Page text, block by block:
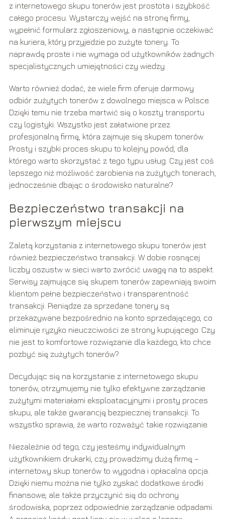
z internetowego skupu tonerów jest prostota i szybkość
całego procesu. Wystarczy wejść na stronę firmy,
wypełnić formularz zgłoszeniowy, a następnie oczekiwać
na kuriera, który przyjedzie po zużyte tonery. To
naprawdę proste i nie wymaga od użytkowników żadnych
specjalistycznych umiejętności czy wiedzy.
Warto również dodać, że wiele firm oferuje darmowy
odbiór zużytych tonerów z dowolnego miejsca w Polsce.
Dzięki temu nie trzeba martwić się o koszty transportu
czy logistyki. Wszystko jest załatwione przez
profesjonalną firmę, która zajmuje się skupem tonerów.
Prosty i szybki proces skupu to kolejny powód, dla
którego warto skorzystać z tego typu usług. Czy jest coś
lepszego niż możliwość zarobienia na zużytych tonerach,
jednocześnie dbając o środowisko naturalne?
Bezpieczeństwo transakcji na
pierwszym miejscu
Zaletą korzystania z internetowego skupu tonerów jest
również bezpieczeństwo transakcji. W dobie rosnącej
liczby oszustw w sieci warto zwrócić uwagę na to aspekt.
Serwisy zajmujące się skupem tonerów zapewniają swoim
klientom pełne bezpieczeństwo i transparentność
transakcji. Pieniądze za sprzedane tonery są
przekazywane bezpośrednio na konto sprzedającego, co
eliminuje ryzyko nieuczciwości ze strony kupującego. Czy
nie jest to komfortowe rozwiązanie dla każdego, kto chce
pozbyć się zużytych tonerów?
Decydując się na korzystanie z internetowego skupu
tonerów, otrzymujemy nie tylko efektywne zarządzanie
zużytymi materiałami eksploatacyjnymi i prosty proces
skupu, ale także gwarancję bezpiecznej transakcji. To
wszystko sprawia, że warto rozważyć takie rozwiązanie.
Niezależnie od tego, czy jesteśmy indywidualnym
użytkownikiem drukarki, czy prowadzimy dużą firmę –
internetowy skup tonerów to wygodna i opłacalna opcja.
Dzięki niemu można nie tylko zyskać dodatkowe środki
finansowe, ale także przyczynić się do ochrony
środowiska, poprzez odpowiednie zarządzanie odpadami.